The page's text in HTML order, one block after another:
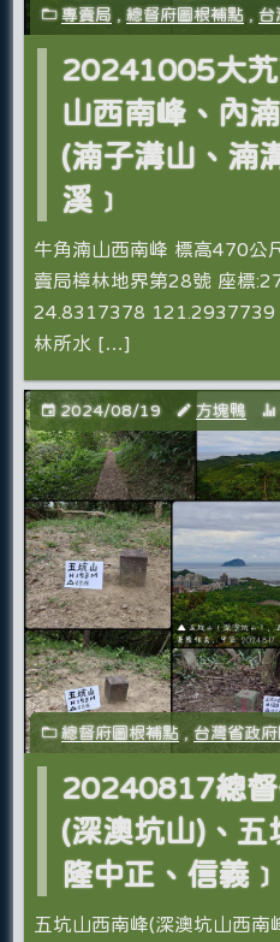
專賣局 ,總督府圖根補點 ,台
20241005大
山西南峰、內
(湳子溝山、湳
溪﹞
牛角湳山西南峰 標高470公
賣局樟林地界第28號 座標
24.8317378 121.2937739
林所水 […]
2024/08/19 方塊鴨
總督府圖根補點 ,台灣省政
20240817總
(深澳坑山)、五
隆中正、信義﹞
五坑山西南峰(深澳坑山西